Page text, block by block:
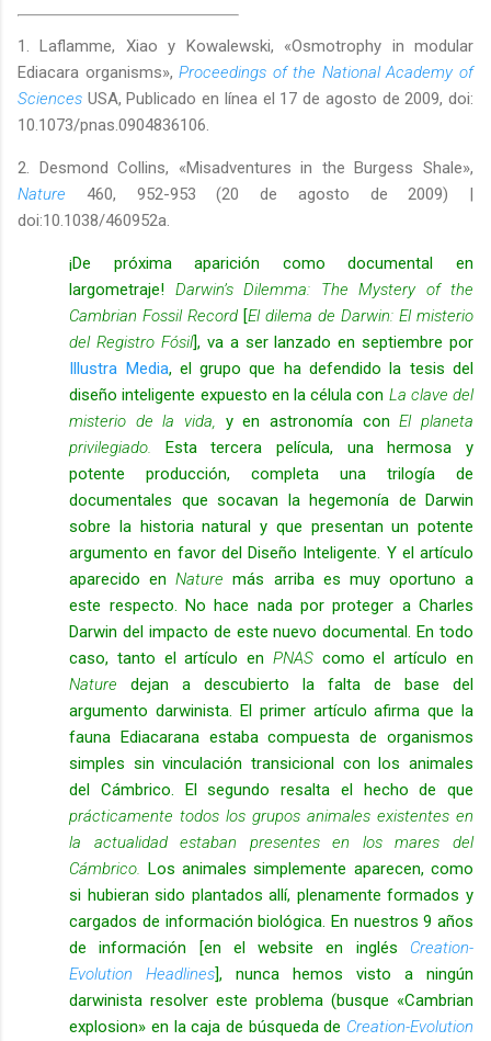
1. Laflamme, Xiao y Kowalewski, «Osmotrophy in modular
Ediacara organisms»,Proceedings of the National Academy of
Sciences USA, Publicado en línea el 17 de agosto de 2009, doi:
10.1073/pnas.0904836106.
2. Desmond Collins, «Misadventures in the Burgess Shale»,
Nature 460, 952-953 (20 de agosto de 2009) |
doi:10.1038/460952a.
¡De próxima aparición como documental en
largometraje! Darwin’s Dilemma: The Mystery of the
Cambrian Fossil Record [El dilema de Darwin: El misterio
del Registro Fósil], va a ser lanzado en septiembre por
Illustra Media, el grupo que ha defendido la tesis del
diseño inteligente expuesto en la célula con La clave del
misterio de la vida,
y en astronomía conEl planeta
privilegiado.
Esta tercera película, una hermosa y
potente producción, completa una trilogía de
documentales que socavan la hegemonía de Darwin
sobre la historia natural y que presentan un potente
argumento en favor del Diseño Inteligente. Y el artículo
aparecido enNature más arriba es muy oportuno a
este respecto. No hace nada por proteger a Charles
Darwin del impacto de este nuevo documental. En todo
caso, tanto el artículo en PNAScomo el artículo en
Nature dejan a descubierto la falta de base del
argumento darwinista. El primer artículo afirma que la
fauna Ediacarana estaba compuesta de organismos
simples sin vinculación transicional con los animales
del Cámbrico. El segundo resalta el hecho de que
prácticamente todos los grupos animales existentes en
la actualidad estaban presentes en los mares del
Cámbrico. Los animales simplemente aparecen, como
si hubieran sido plantados allí, plenamente formados y
cargados de información biológica. En nuestros 9 años
de información [en el website en inglés Creation-
Evolution Headlines], nunca hemos visto a ningún
darwinista resolver este problema (busque «Cambrian
explosion» en la caja de búsqueda de Creation-Evolution